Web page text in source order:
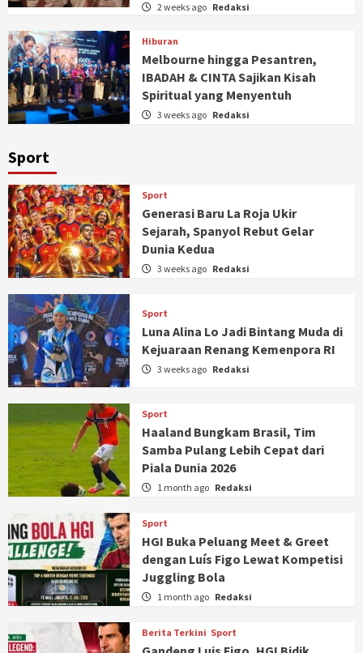
2 weeks ago Redaksi
Hiburan
Melbourne hingga Pesantren,
IBADAH & CINTA Sajikan Kisah
Spiritual yang Menyentuh
3 weeks ago Redaksi
Sport
Sport
Generasi Baru La Roja Ukir
Sejarah, Spanyol Rebut Gelar
Dunia Kedua
3 weeks ago Redaksi
Sport
Luna Alina Lo Jadi Bintang Muda di
Kejuaraan Renang Kemenpora RI
3 weeks ago Redaksi
Sport
Haaland Bungkam Brasil, Tim
Samba Pulang Lebih Cepat dari
Piala Dunia 2026
1 month ago Redaksi
Sport
HGI Buka Peluang Meet & Greet
dengan Luís Figo Lewat Kompetisi
Juggling Bola
1 month ago Redaksi
Berita Terkini Sport